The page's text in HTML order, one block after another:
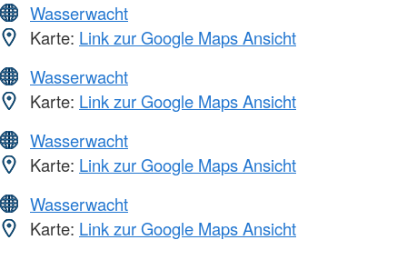
Wasserwacht
Karte: Link zur Google Maps Ansicht
Wasserwacht
Karte: Link zur Google Maps Ansicht
Wasserwacht
Karte: Link zur Google Maps Ansicht
Wasserwacht
Karte: Link zur Google Maps Ansicht